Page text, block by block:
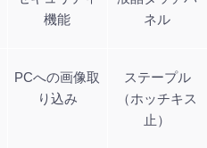
機能
ネル
PCへの画像取
り込み
ステープル
（ホッチキス
止）